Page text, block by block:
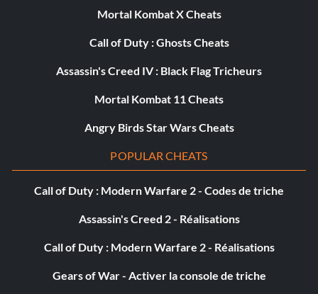
Mortal Kombat X Cheats
Call of Duty : Ghosts Cheats
Assassin's Creed IV : Black Flag Tricheurs
Mortal Kombat 11 Cheats
Angry Birds Star Wars Cheats
POPULAR CHEATS
Call of Duty : Modern Warfare 2 - Codes de triche
Assassin's Creed 2 - Réalisations
Call of Duty : Modern Warfare 2 - Réalisations
Gears of War - Activer la console de triche